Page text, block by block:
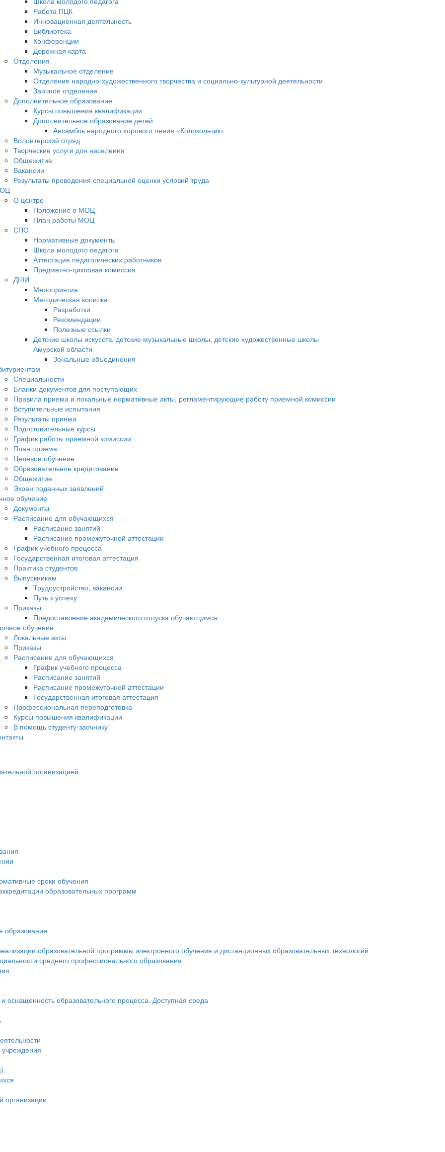
Работа ПЦК
Инновационная деятельность
Библиотека
Конференции
Дорожная карта
Отделения
Музыкальное отделение
Отделение народно-художественного творчества и социально-культурной деятельности
Заочное отделение
Дополнительное образование
Курсы повышения квалификации
Дополнительное образование детей
Ансамбль народного хорового пения «Колокольчик»
Волонтерский отряд
Творческие услуги для населения
Общежитие
Вакансии
Результаты проведения специальной оценки условий труда
О центре
Положение о МОЦ
План работы МОЦ
СПО
Нормативные документы
Школа молодого педагога
Аттестация педагогических работников
Предметно-цикловая комиссия
ДШИ
Мероприятия
Методическая копилка
Разработки
Рекомендации
Полезные ссылки
Детские школы искусств, детские музыкальные школы, детские художественные школы
Амурской области
Зональные объединения
Специальности
Бланки документов для поступающих
Правила приема и локальные нормативные акты, регламентирующие работу приемной комиссии
Вступительные испытания
Результаты приема
Подготовительные курсы
График работы приемной комиссии
План приема
Целевое обучение
Образовательное кредитование
Общежитие
Экран поданных заявлений
обучение
Документы
Расписание для обучающихся
Расписание занятий
Расписание промежуточной аттестации
График учебного процесса
Государственная итоговая аттестация
Практика студентов
Выпускникам
Трудоустройство, вакансии
Путь к успеху
Приказы
Предоставление академического отпуска обучающимся
обучение
Локальные акты
Приказы
Расписание для обучающихся
График учебного процесса
Расписание занятий
Расписание промежуточной аттестации
Государственная итоговая аттестация
Профессиональная переподготовка
Курсы повышения квалификации
В помощь студенту-заочнику
организацией
сроки обучения
образовательных программ
образование
образовательной программы электронного обучения и дистанционных образовательных технологий
среднего профессионального образования
оснащенность образовательного процесса. Доступная среда
учреждения
организации